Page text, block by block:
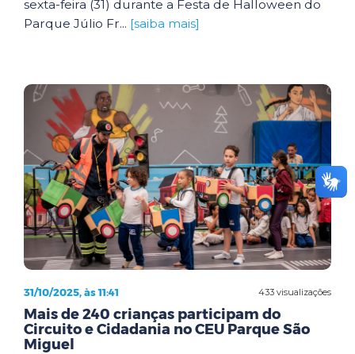
sexta-feira (31) durante a Festa de Halloween do
Parque Júlio Fr... [saiba mais]
433 visualizações
31/10/2025, às 11:41
Mais de 240 crianças participam do
Circuito e Cidadania no CEU Parque São
Miguel